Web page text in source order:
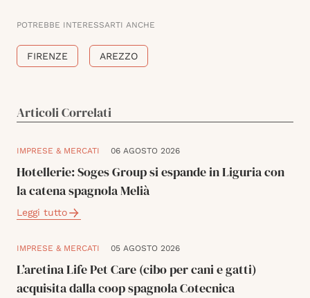
POTREBBE INTERESSARTI ANCHE
FIRENZE AREZZO
Articoli Correlati
IMPRESE & MERCATI 06 AGOSTO 2026
Hotellerie: Soges Group si espande in Liguria con
la catena spagnola Melià
Leggi tutto
IMPRESE & MERCATI 05 AGOSTO 2026
L’aretina Life Pet Care (cibo per cani e gatti)
acquisita dalla coop spagnola Cotecnica